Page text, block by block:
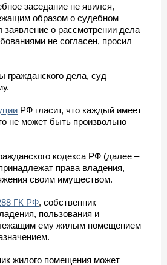
заседание не явился,
образом о судебном
заявление о рассмотрении дела
не согласен, просил
гражданского дела, суд
РФ гласит, что каждый имеет
не может быть произвольно
кодекса РФ (далее –
права владения,
своим имуществом.
ГК РФ, собственник
пользования и
ему жилым помещением
жилого помещения может